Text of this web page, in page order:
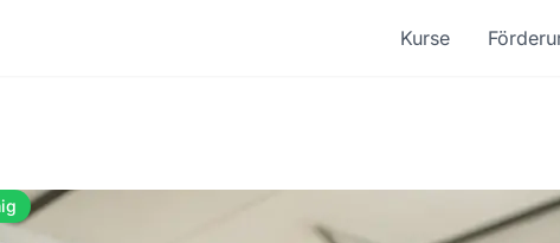
Kurse